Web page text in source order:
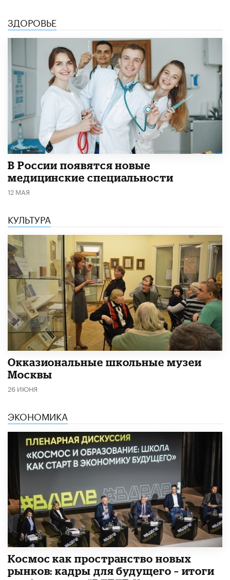
ЗДОРОВЬЕ
В России появятся новые
медицинские специальности
12 МАЯ
КУЛЬТУРА
​Окказиональные школьные музеи
Москвы
26 ИЮНЯ
ЭКОНОМИКА
Космос как пространство новых
рынков: кадры для будущего – итоги